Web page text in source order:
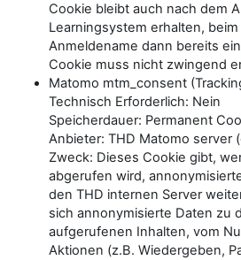
Cookie bleibt auch nach dem
Learningsystem erhalten,
Anmeldename dann bereits
Cookie muss nicht zwingend
Matomo mtm_consent
Technisch Erforderlich: Nein
Speicherdauer: Permanent
Anbieter: THD Matomo server
Zweck: Dieses Cookie gibt,
abgerufen wird,
den THD internen Server
sich annonymisierte Daten zu
aufgerufenen Inhalten, vom
Aktionen (z.B. Wiedergeben,